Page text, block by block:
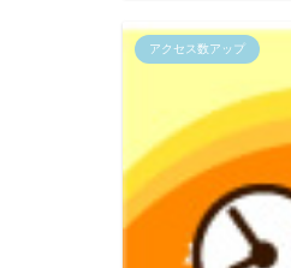
アクセス数アップ